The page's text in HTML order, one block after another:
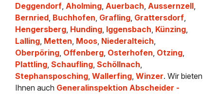
Deggendorf,Aholming,Auerbach,Aussernzell,
Bernried, Buchhofen, Grafling, Grattersdorf,
Hengersberg, Hunding, Iggensbach, Künzing,
Lalling, Metten, Moos, Niederalteich,
Oberpöring, Offenberg, Osterhofen, Otzing,
Plattling,Schaufling,Schöllnach,
Stephansposching,Wallerfing,Winzer. Wir bieten
Ihnen auch Generalinspektion Abscheider -